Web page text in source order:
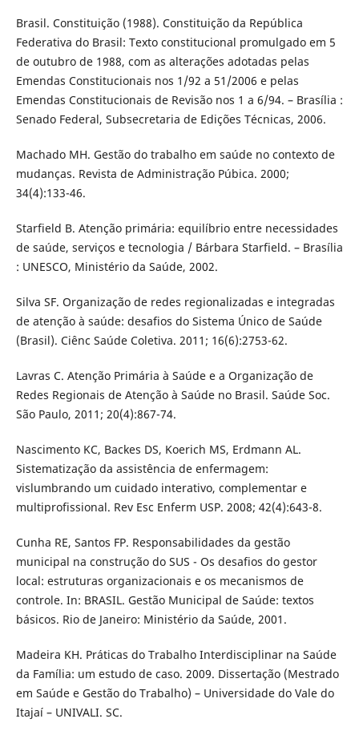
Brasil. Constituição (1988). Constituição da República
Federativa do Brasil: Texto constitucional promulgado em 5
de outubro de 1988, com as alterações adotadas pelas
Emendas Constitucionais nos 1/92 a 51/2006 e pelas
Emendas Constitucionais de Revisão nos 1 a 6/94. – Brasília :
Senado Federal, Subsecretaria de Edições Técnicas, 2006.
Machado MH. Gestão do trabalho em saúde no contexto de
mudanças. Revista de Administração Púbica. 2000;
34(4):133-46.
Starfield B. Atenção primária: equilíbrio entre necessidades
de saúde, serviços e tecnologia / Bárbara Starfield. – Brasília
: UNESCO, Ministério da Saúde, 2002.
Silva SF. Organização de redes regionalizadas e integradas
de atenção à saúde: desafios do Sistema Único de Saúde
(Brasil). Ciênc Saúde Coletiva. 2011; 16(6):2753-62.
Lavras C. Atenção Primária à Saúde e a Organização de
Redes Regionais de Atenção à Saúde no Brasil. Saúde Soc.
São Paulo, 2011; 20(4):867-74.
Nascimento KC, Backes DS, Koerich MS, Erdmann AL.
Sistematização da assistência de enfermagem:
vislumbrando um cuidado interativo, complementar e
multiprofissional. Rev Esc Enferm USP. 2008; 42(4):643-8.
Cunha RE, Santos FP. Responsabilidades da gestão
municipal na construção do SUS - Os desafios do gestor
local: estruturas organizacionais e os mecanismos de
controle. In: BRASIL. Gestão Municipal de Saúde: textos
básicos. Rio de Janeiro: Ministério da Saúde, 2001.
Madeira KH. Práticas do Trabalho Interdisciplinar na Saúde
da Família: um estudo de caso. 2009. Dissertação (Mestrado
em Saúde e Gestão do Trabalho) – Universidade do Vale do
Itajaí – UNIVALI. SC.